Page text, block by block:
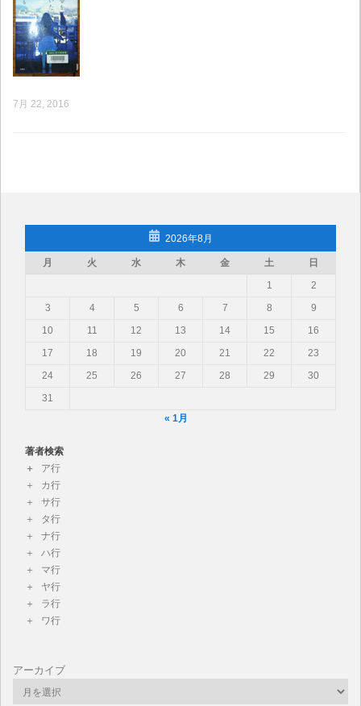
7月 22, 2016
2026年8月
月 火 水 木 金 土
日
1
2
3
4 5 6 7 8
9
10
11 12 13 14 15
16
17
18 19 20 21 22
23
24
25 26 27 28 29
30
31
« 1月
著者検索
ア行
カ行
サ行
タ行
ナ行
ハ行
マ行
ヤ行
ラ行
ワ行
アーカイブ